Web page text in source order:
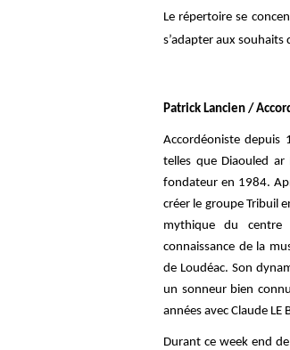
Le répertoire se
s’adapter aux souhaits
Patrick Lancien /
Accordéoniste depuis
telles que Diaouled
fondateur en 1984.
créer le groupe Tribuil
mythique du centre
connaissance de la
de Loudéac. Son
un sonneur bien
années avec Claude
Durant ce week end